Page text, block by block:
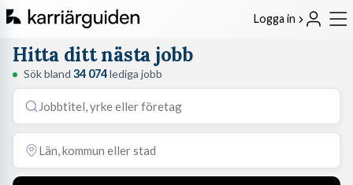
Logga in
Hitta ditt nästa jobb
Sök bland 34 074lediga jobb